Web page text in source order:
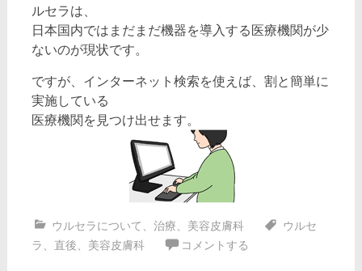
ルセラは、
日本国内ではまだまだ機器を導入する医療機関が少
ないのが現状です。
ですが、インターネット検索を使えば、割と簡単に
実施している
医療機関を見つけ出せます。
ウルセラについて 、 治療、 美容皮膚科
ウルセ
ラ 、 直後、 美容皮膚科 コメントする